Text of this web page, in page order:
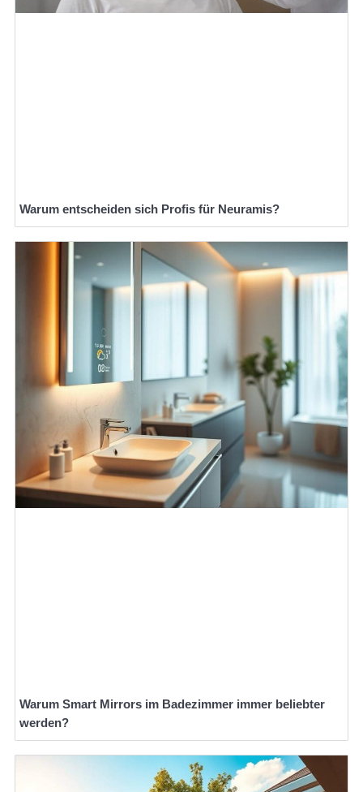
Warum entscheiden sich Profis für Neuramis?
Warum Smart Mirrors im Badezimmer immer beliebter
werden?